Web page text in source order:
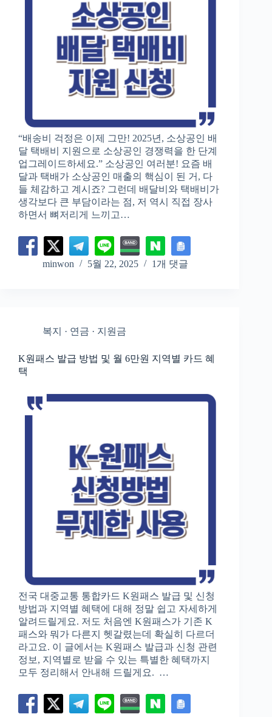
“배송비 걱정은 이제 그만! 2025년, 소상공인 배
달 택배비 지원으로 소상공인 경쟁력을 한 단계
업그레이드하세요.” 소상공인 여러분! 요즘 배
달과 택배가 소상공인 매출의 핵심이 된 거, 다
들 체감하고 계시죠? 그런데 배달비와 택배비가
생각보다 큰 부담이라는 점, 저 역시 직접 장사
하면서 뼈저리게 느끼고…
minwon 5월 22, 2025 1개 댓글
복지 · 연금 · 지원금
K원패스 발급 방법 및 월 6만원 지역별 카드 혜
택
전국 대중교통 통합카드 K원패스 발급 및 신청
방법과 지역별 혜택에 대해 정말 쉽고 자세하게
알려드릴게요. 저도 처음엔 K원패스가 기존 K
패스와 뭐가 다른지 헷갈렸는데 확실히 다르더
라고요. 이 글에서는 K원패스 발급과 신청 관련
정보, 지역별로 받을 수 있는 특별한 혜택까지
모두 정리해서 안내해 드릴게요. …